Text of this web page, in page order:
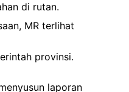
di rutan.
MR terlihat
provinsi.
laporan